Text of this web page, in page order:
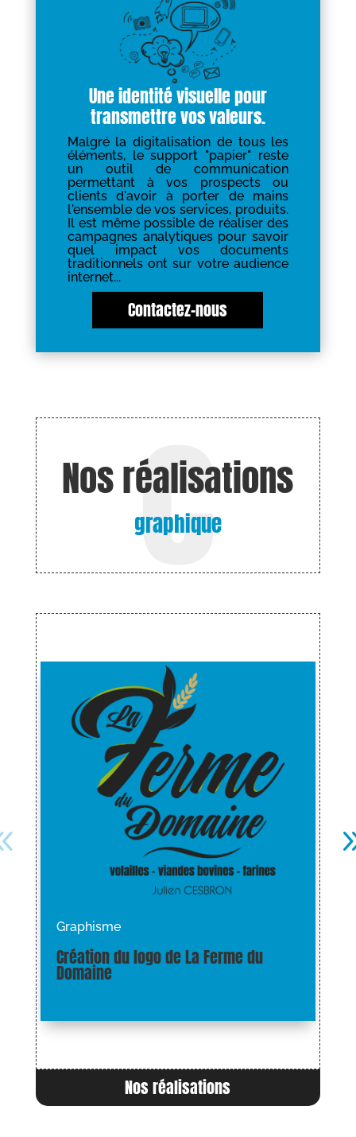
Une identité visuelle pour
transmettre vos valeurs.
Malgré la digitalisation de tous les
éléments, le support "papier" reste
un outil de communication
permettant à vos prospects ou
clients d'avoir à porter de mains
l'ensemble de vos services, produits.
Il est même possible de réaliser des
campagnes analytiques pour savoir
quel impact vos documents
traditionnels ont sur votre audience
internet...
Contactez-nous
Nos réalisations
graphique
Graphisme
Création du logo de La Ferme du
Domaine
Nos réalisations